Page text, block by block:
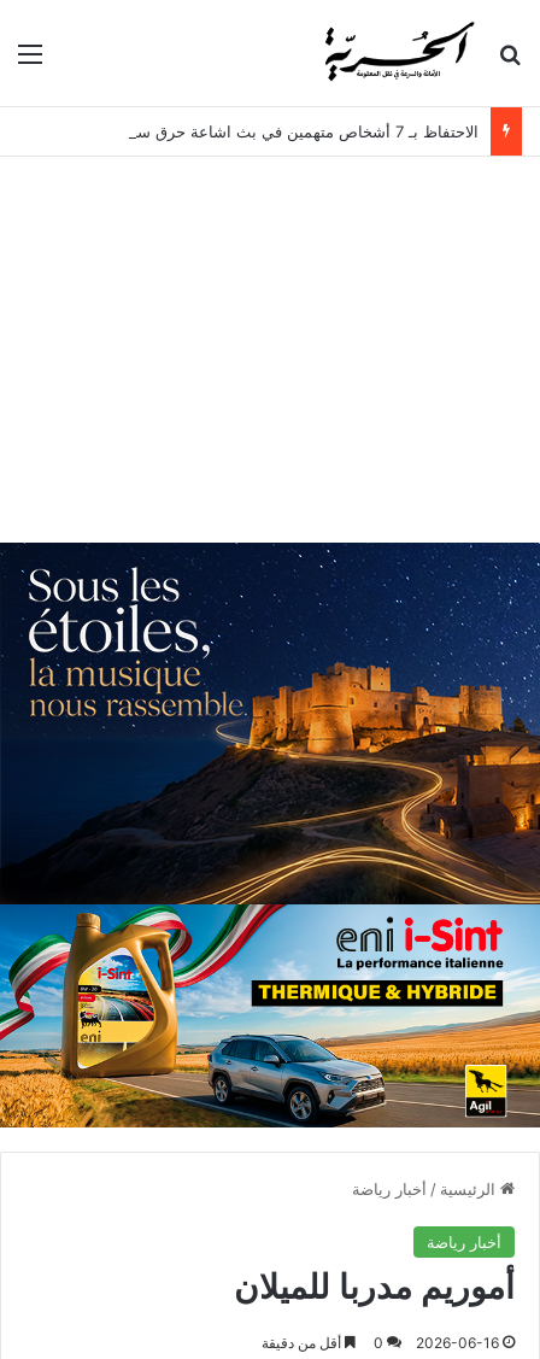
بحث عن
الاحتفاظ بـ 7 أشخاص متهمين في بث اشاعة حرق سجن المسعدين
الرئيسية / أخبار رياضة
أخبار رياضة
أموريم مدربا للميلان
2026-06-16
0 أقل من دقيقة